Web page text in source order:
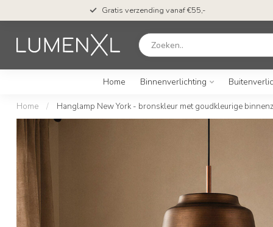
Gratis verzending vanaf €55,-
Home Binnenverlichting
Home / Hanglamp New York - bronskleur met goudkleurige